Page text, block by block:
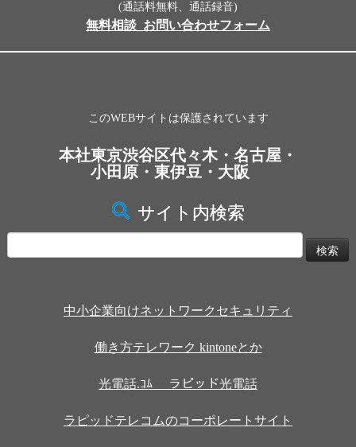
(通話料無料、通話録音)
無料相談_お問い合わせフォーム
このWEBサイトは保護されています
本社東京渋谷区代々木・名古屋・
小田原・東伊豆・大阪
サイト内検索
索:
中小企業向けネットワークセキュリティ
働き方テレワーク kintoneとか
光電話.ｺﾑ ラピッド光電話
ラピッドテレコムのコーポレートサイト